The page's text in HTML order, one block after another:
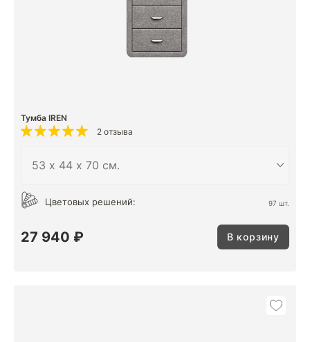
Тумба IREN
2 отзыва
Цветовых решений: 97 шт.
27 940 ₽ В корзину